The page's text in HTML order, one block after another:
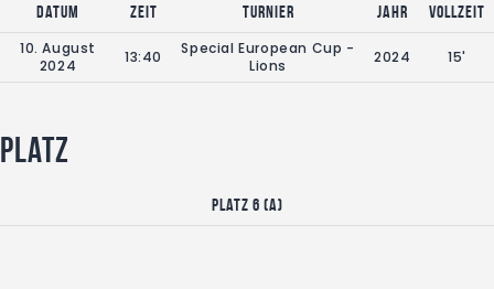
Datum Zeit Turnier Jahr
Vollzeit
10. August
2024
13:40
Special European Cup -
Lions
2024 15'
Platz
Platz 6 (A)